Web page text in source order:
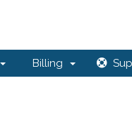
Billing